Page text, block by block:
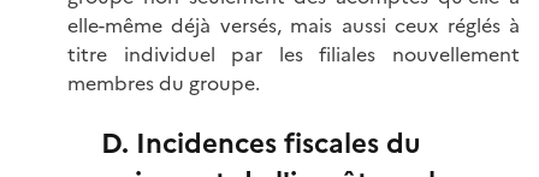
elle-même déjà versés, mais aussi ceux réglés à
titre individuel par les filiales nouvellement
membres du groupe.
D. Incidences fiscales du